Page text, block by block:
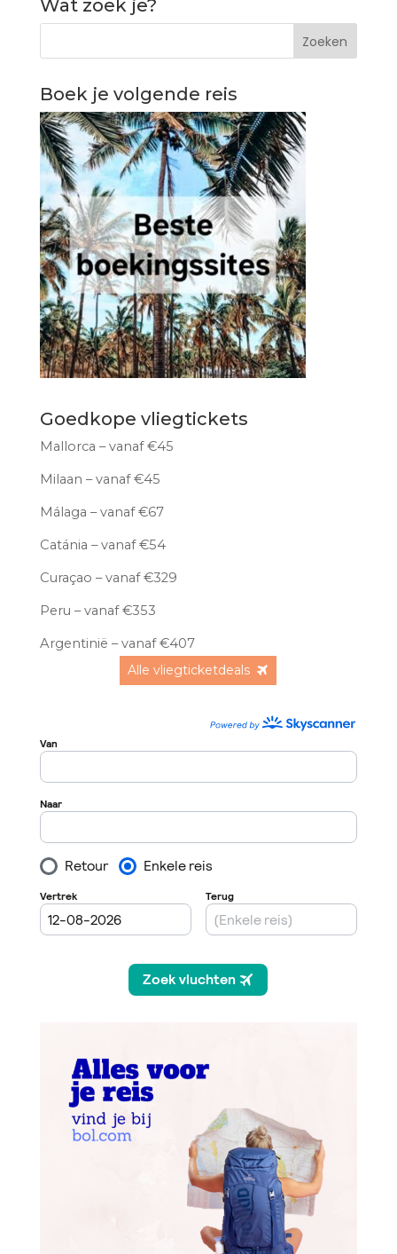
Wat zoek je?
Boek je volgende reis
Goedkope vliegtickets
Mallorca – vanaf €45
Milaan – vanaf €45
Málaga – vanaf €67
Catánia – vanaf €54
Curaçao – vanaf €329
Peru – vanaf €353
Argentinië – vanaf €407
Alle vliegticketdeals